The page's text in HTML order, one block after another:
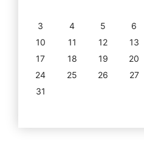
3
4 5 6
10
11 12 13
17
18 19 20
24
25 26 27
31